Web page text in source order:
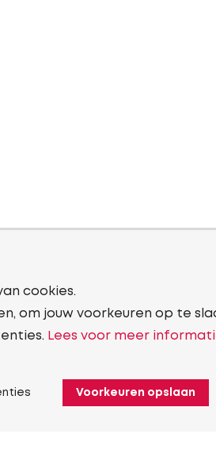
cookies.
om jouw voorkeuren op te
Lees voor meer
Voorkeuren opslaan